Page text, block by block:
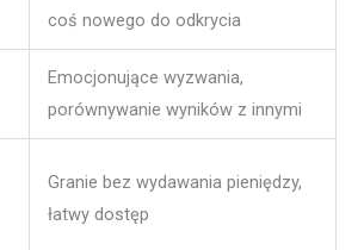
coś nowego do odkrycia
Emocjonujące wyzwania,
porównywanie wyników z innymi
Granie bez wydawania pieniędzy,
łatwy dostęp